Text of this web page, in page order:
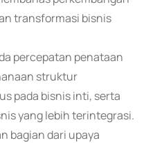
transformasi bisnis
percepatan penataan
struktur
pada bisnis inti, serta
yang lebih terintegrasi.
bagian dari upaya